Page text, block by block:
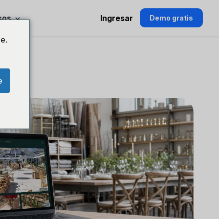
Ingresar Demo gratis